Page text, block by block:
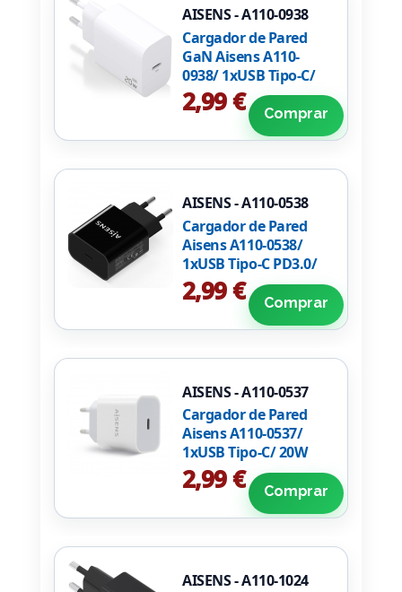
AISENS - A110-0938
Cargador de Pared
GaN Aisens A110-
0938/ 1xUSB Tipo-C/
20W/ Blanco
2,99 € Comprar
AISENS - A110-0538
Cargador de Pared
Aisens A110-0538/
1xUSB Tipo-C PD3.0/
20W/ Negro
2,99 € Comprar
AISENS - A110-0537
Cargador de Pared
Aisens A110-0537/
1xUSB Tipo-C/ 20W
2,99 € Comprar
AISENS - A110-1024